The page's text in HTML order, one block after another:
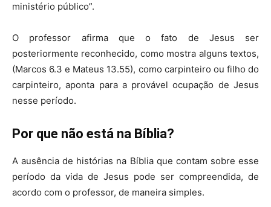
ministério público”.
O professor afirma que o fato de Jesus ser
posteriormente reconhecido, como mostra alguns textos,
(Marcos 6.3 e Mateus 13.55), como carpinteiro ou filho do
carpinteiro, aponta para a provável ocupação de Jesus
nesse período.
Por que não está na Bíblia?
A ausência de histórias na Bíblia que contam sobre esse
período da vida de Jesus pode ser compreendida, de
acordo com o professor, de maneira simples.